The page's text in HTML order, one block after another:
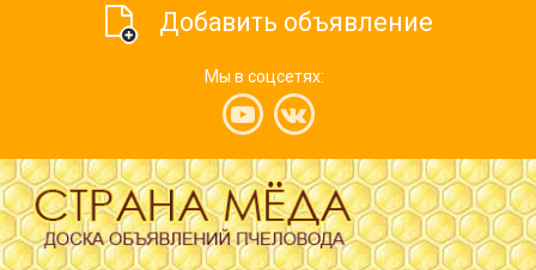
Добавить объявление
Мы в соцсетях: